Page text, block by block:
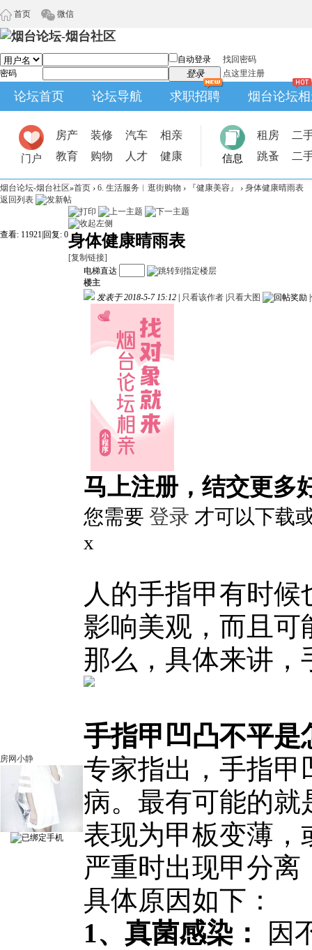
首页 微信
自动登录
找回密码
密码
登录 点这里注册
论坛首页 论坛导航 求职招聘 烟台论坛
门户
房产 装修 汽车
相亲
教育
购物 人才 健康 信息
租房
二
跳蚤
二
烟台论坛-烟台社区»首页 › 6. 生活服务︱逛街购物 › 『健康美容』 › 身体健康晴雨表
返回列表
查看: 11921 回复: 0身体健康晴雨表
[复制链接]
房网小静
电梯直达
楼主
发表于 2018-5-7 15:12
只看该作者 只看大图
马上注册，结交更多
您需要 登录 才可以下载
x
人的手指甲有时
影响美观，而且可
那么，具体来讲
手指甲凹凸不平是
专家指出，手指甲
病。最有可能的
表现为甲板变薄
严重时出现甲分
具体原因如下：
1、真菌感染：
因